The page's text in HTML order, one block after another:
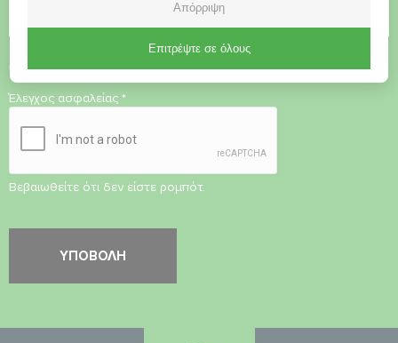
ΑποδοχήΠολιτικής Απορρήτου
Έλεγχος ασφαλείας *
Βεβαιωθείτε ότι δεν είστε ρομπότ.
Απόρριψη
Επιτρέψτε σε όλους